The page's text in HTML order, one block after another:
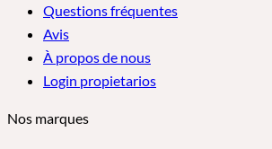
Questions fréquentes
Avis
À propos de nous
Login propietarios
Nos marques